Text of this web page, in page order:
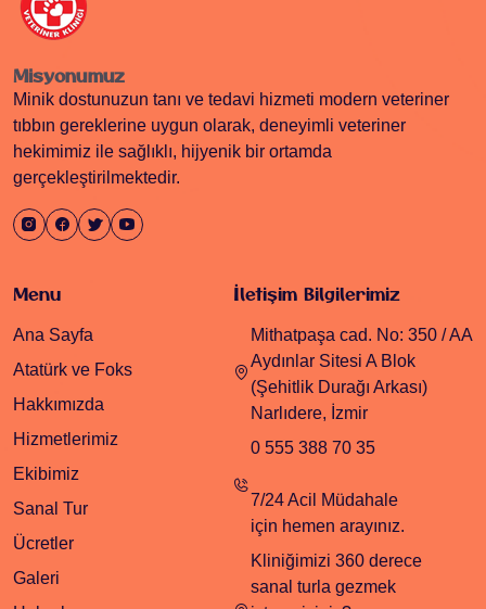
Misyonumuz
Minik dostunuzun tanı ve tedavi hizmeti modern veteriner
tıbbın gereklerine uygun olarak, deneyimli veteriner
hekimimiz ile sağlıklı, hijyenik bir ortamda
gerçekleştirilmektedir.
Menu
Ana Sayfa
Atatürk ve Foks
Hakkımızda
Hizmetlerimiz
Ekibimiz
Sanal Tur
Ücretler
Galeri
İletişim Bilgilerimiz
Mithatpaşa cad. No: 350 / AA
Aydınlar Sitesi A Blok
(Şehitlik Durağı Arkası)
Narlıdere, İzmir
0 555 388 70 35
7/24 Acil Müdahale
için hemen arayınız.
Kliniğimizi 360 derece
sanal turla gezmek